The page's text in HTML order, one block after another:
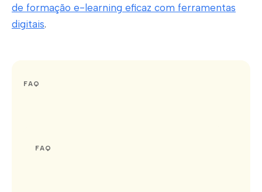
de formação e-learning eficaz com ferramentas
digitais.
FAQ
FAQ